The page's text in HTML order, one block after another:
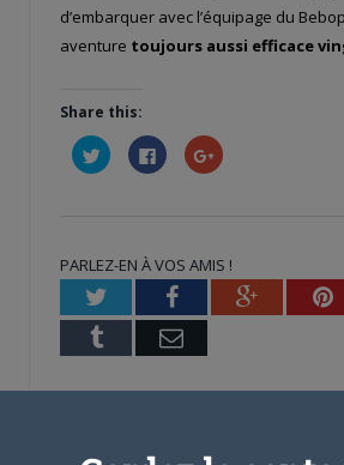
d’embarquer avec l’équipage du
aventure toujours aussi efficace
Share this:
Cliquez
pour
partager
fenêtre)
Cliquez
pour
partager
fenêtre)
Cliquez
pour
nouvelle
fenêtre)
PARLEZ-EN À VOS AMIS !
TwitterFacebookGoogle+
Tumblr Email
MATTHIEU PINON